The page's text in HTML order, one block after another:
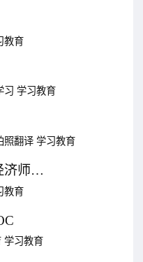
教育
习 学习教育
照翻译 学习教育
济师药
教育
学习教育